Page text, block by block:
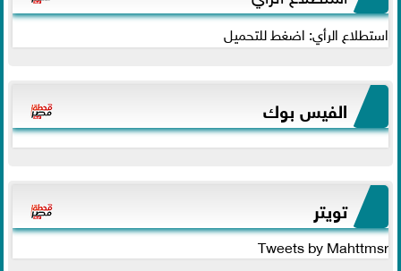
استطلاع الرأي: اضغط للتحميل
الفيس بوك
تويتر
Tweets by Mahttmsr